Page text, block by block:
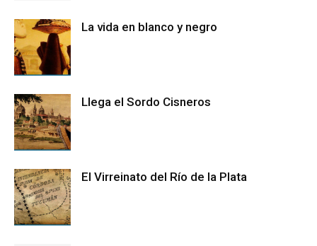
La vida en blanco y negro
Llega el Sordo Cisneros
El Virreinato del Río de la Plata